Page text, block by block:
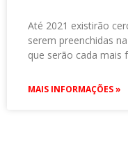
Até 2021 existirão
serem preenchidas
que serão cada mais
MAIS INFORMAÇÕES »